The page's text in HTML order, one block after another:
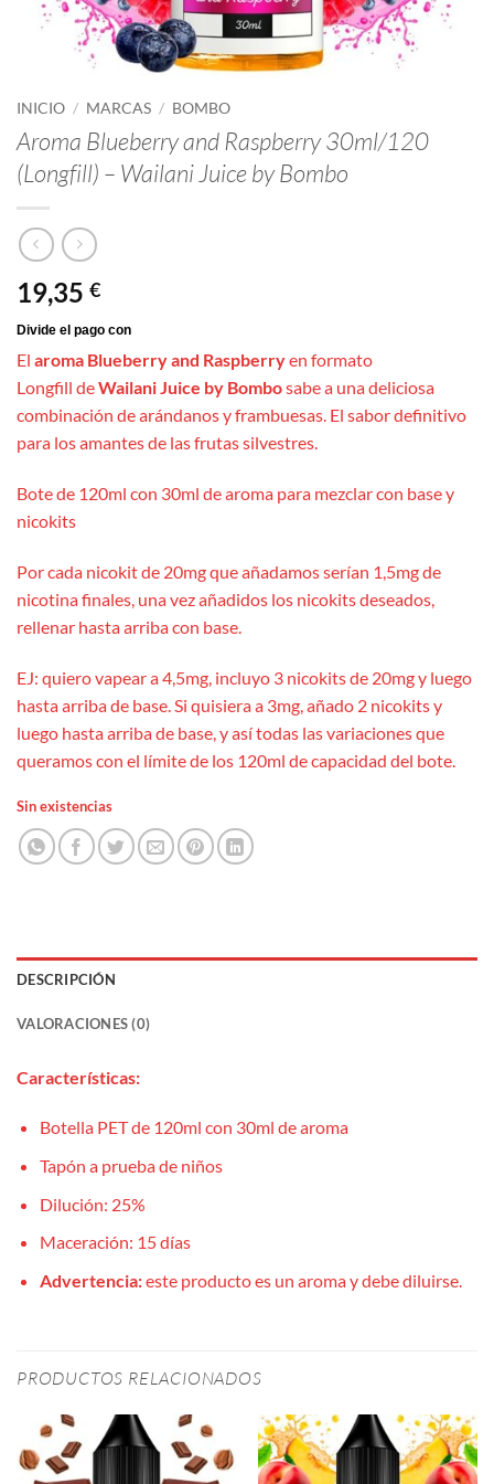
INICIO / MARCAS / BOMBO
Aroma Blueberry and Raspberry 30ml/120
(Longfill) – Wailani Juice by Bombo
19,35 €
El aroma Blueberry and Raspberryen formato
Longfill deWailani Juice by Bombosabe a una deliciosa
combinación de arándanos y frambuesas. El sabor definitivo
para los amantes de las frutas silvestres.
Bote de 120ml con 30ml de aroma para mezclar con base y
nicokits
Por cada nicokit de 20mg que añadamos serían 1,5mg de
nicotina finales, una vez añadidos los nicokits deseados,
rellenar hasta arriba con base.
EJ: quiero vapear a 4,5mg, incluyo 3 nicokits de 20mg y luego
hasta arriba de base. Si quisiera a 3mg, añado 2 nicokits y
luego hasta arriba de base, y así todas las variaciones que
queramos con el límite de los 120ml de capacidad del bote.
Sin existencias
DESCRIPCIÓN
VALORACIONES (0)
Características:
Botella PET de 120ml con 30ml de aroma
Tapón a prueba de niños
Dilución: 25%
Maceración: 15 días
Advertencia:este producto es un aroma y debe diluirse.
PRODUCTOS RELACIONADOS